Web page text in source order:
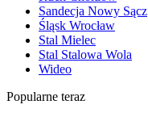
Sandecja Nowy Sącz
Śląsk Wrocław
Stal Mielec
Stal Stalowa Wola
Wideo
Popularne teraz